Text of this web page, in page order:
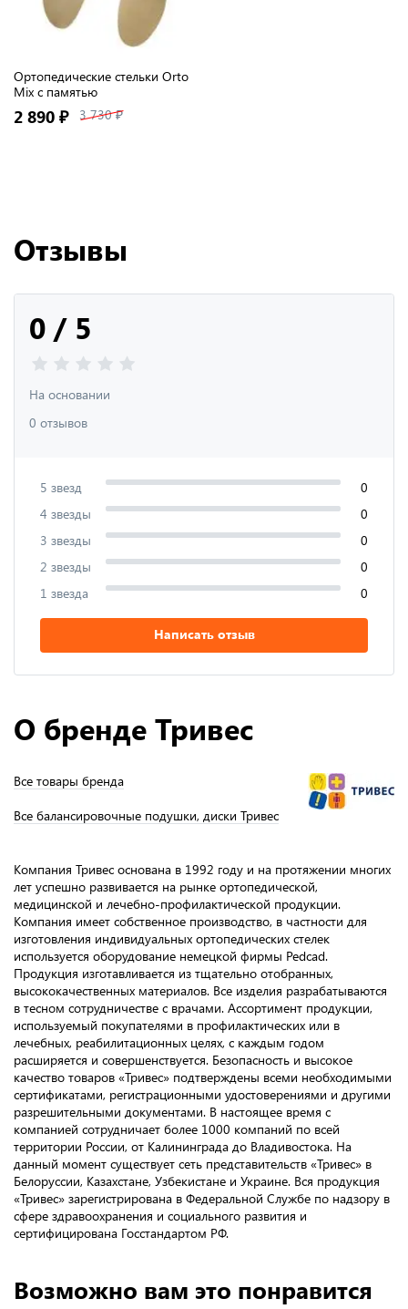
Ортопедические стельки Orto
Mix с памятью
2 890 ₽ 3 730 ₽
Отзывы
0 / 5
На основании
0 отзывов
5 звезд
0
4 звезды
0
3 звезды
0
2 звезды
0
1 звезда
0
Написать отзыв
О бренде Тривес
Все товары бренда
Все балансировочные подушки, диски Тривес
Компания Тривес основана в 1992 году и на протяжении многих
лет успешно развивается на рынке ортопедической,
медицинской и лечебно-профилактической продукции.
Компания имеет собственное производство, в частности для
изготовления индивидуальных ортопедических стелек
используется оборудование немецкой фирмы Pedcad.
Продукция изготавливается из тщательно отобранных,
высококачественных материалов. Все изделия разрабатываются
в тесном сотрудничестве с врачами. Ассортимент продукции,
используемый покупателями в профилактических или в
лечебных, реабилитационных целях, с каждым годом
расширяется и совершенствуется. Безопасность и высокое
качество товаров «Тривес» подтверждены всеми необходимыми
сертификатами, регистрационными удостоверениями и другими
разрешительными документами. В настоящее время с
компанией сотрудничает более 1000 компаний по всей
территории России, от Калининграда до Владивостока. На
данный момент существует сеть представительств «Тривес» в
Белоруссии, Казахстане, Узбекистане и Украине. Вся продукция
«Тривес» зарегистрирована в Федеральной Службе по надзору в
сфере здравоохранения и социального развития и
сертифицирована Госстандартом РФ.
Возможно вам это понравится